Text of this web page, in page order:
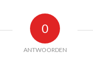
0
ANTWOORDEN